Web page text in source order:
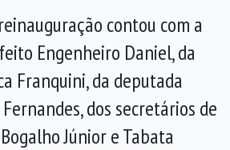
contou com a
Engenheiro Daniel, da
Franquini, da deputada
dos secretários de
Júnior e Tabata